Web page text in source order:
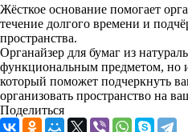
Жёсткое основание помогает
течение долгого времени и
пространства.
Органайзер для бумаг из
функциональным предметом, но
который поможет подчеркнуть
организовать пространство на
Поделиться